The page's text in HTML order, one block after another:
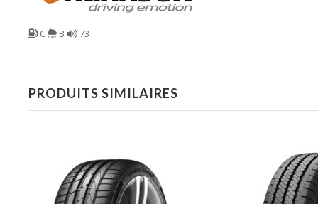
C B 73
PRODUITS SIMILAIRES